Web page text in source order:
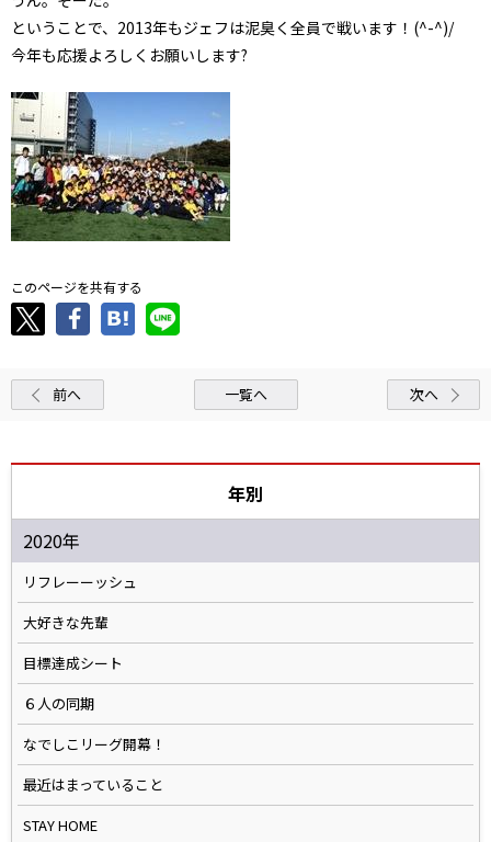
ということで、2013年もジェフは泥臭く全員で戦います！(^-^)/
今年も応援よろしくお願いします?
このページを共有する
前へ 一覧へ 次へ
年別
2020年
リフレーーッシュ
大好きな先輩
目標達成シート
６人の同期
なでしこリーグ開幕！
最近はまっていること
STAY HOME